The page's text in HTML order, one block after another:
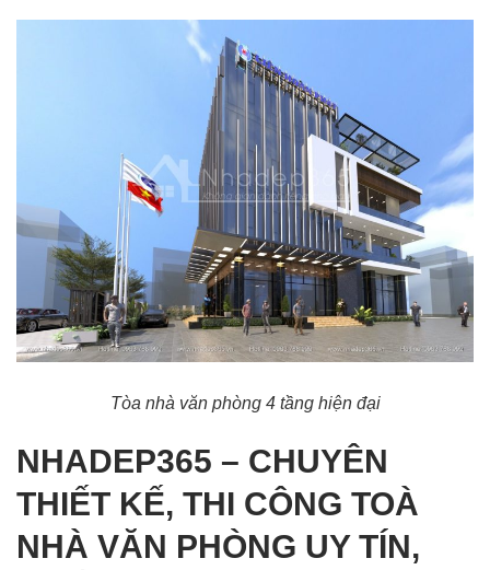
Tòa nhà văn phòng 4 tầng hiện đại
NHADEP365 – CHUYÊN
THIẾT KẾ, THI CÔNG TOÀ
NHÀ VĂN PHÒNG UY TÍN,